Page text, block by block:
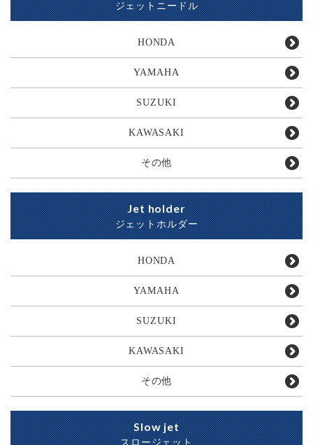
ジェットニードル
HONDA
YAMAHA
SUZUKI
KAWASAKI
その他
Jet holder
ジェットホルダー
HONDA
YAMAHA
SUZUKI
KAWASAKI
その他
Slow jet
スロージェット